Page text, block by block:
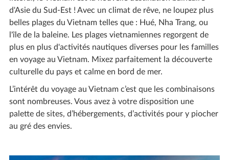
d'Asie du Sud-Est ! Avec un climat de rêve, ne loupez plus
belles plages du Vietnam telles que : Hué, Nha Trang, ou
l'île de la baleine. Les plages vietnamiennes regorgent de
plus en plus d'activités nautiques diverses pour les familles
en voyage au Vietnam. Mixez parfaitement la découverte
culturelle du pays et calme en bord de mer.
L’intérêt du voyage au Vietnam c’est que les combinaisons
sont nombreuses. Vous avez à votre disposition une
palette de sites, d’hébergements, d’activités pour y piocher
au gré des envies.